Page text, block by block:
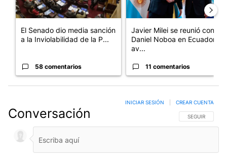
El Senado dio media sanción
a la Inviolabilidad de la P...
58 comentarios
Javier Milei se reunió con
Daniel Noboa en Ecuador y
av...
11 comentarios
Conversación SIGA ESTA
SEGUIR
INICIAR SESIÓN CREAR CUENTA